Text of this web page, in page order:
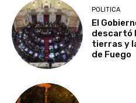
POLITICA
El
descartó
tierras y
de Fuego